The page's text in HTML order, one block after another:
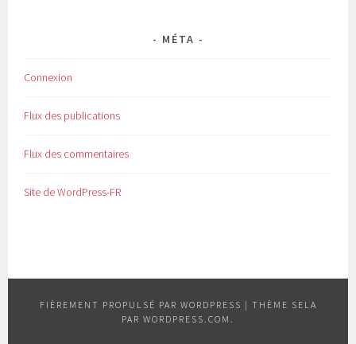
MÉTA
Connexion
Flux des publications
Flux des commentaires
Site de WordPress-FR
FIÈREMENT PROPULSÉ PAR WORDPRESS | THÈME SELA
PAR WORDPRESS.COM